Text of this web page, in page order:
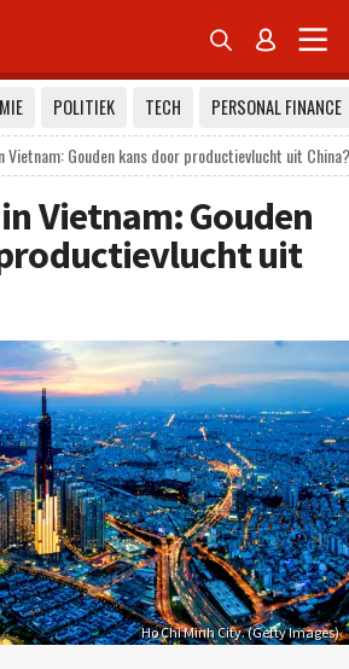
 
POLITIEK TECH
PERSONAL FINANCE
Vietnam: Gouden kans door productievlucht uit China?
Vietnam: Gouden
uit
Ho Chi Minh City. (Getty Images)